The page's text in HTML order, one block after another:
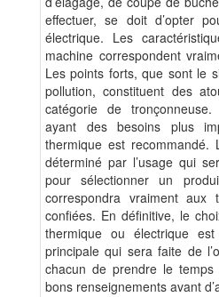
effectuer, se doit d’opter
électrique. Les
machine correspondent
Les points forts, que sont le
pollution, constituent des
catégorie de
ayant des besoins plus
thermique est recommandé.
déterminé par l’usage qui
pour sélectionner un
correspondra vraiment
confiées. En définitive, le
thermique ou électrique est
principale qui sera faite de
chacun de prendre le
bons renseignements avant